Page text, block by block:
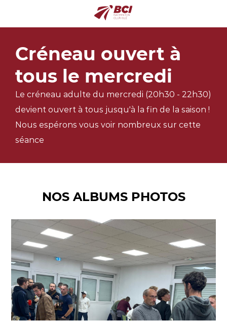
Créneau ouvert à
tous le mercredi
Le créneau adulte du mercredi (20h30 - 22h30)
devient ouvert à tous jusqu'à la fin de la saison !
Nous espérons vous voir nombreux sur cette
séance
NOS ALBUMS PHOTOS